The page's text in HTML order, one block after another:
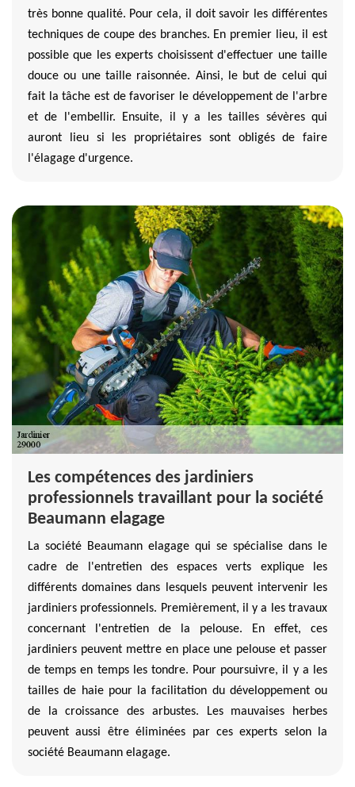
très bonne qualité. Pour cela, il doit savoir les différentes
techniques de coupe des branches. En premier lieu, il est
possible que les experts choisissent d'effectuer une taille
douce ou une taille raisonnée. Ainsi, le but de celui qui
fait la tâche est de favoriser le développement de l'arbre
et de l'embellir. Ensuite, il y a les tailles sévères qui
auront lieu si les propriétaires sont obligés de faire
l'élagage d'urgence.
Les compétences des jardiniers
professionnels travaillant pour la société
Beaumann elagage
La société Beaumann elagage qui se spécialise dans le
cadre de l'entretien des espaces verts explique les
différents domaines dans lesquels peuvent intervenir les
jardiniers professionnels. Premièrement, il y a les travaux
concernant l'entretien de la pelouse. En effet, ces
jardiniers peuvent mettre en place une pelouse et passer
de temps en temps les tondre. Pour poursuivre, il y a les
tailles de haie pour la facilitation du développement ou
de la croissance des arbustes. Les mauvaises herbes
peuvent aussi être éliminées par ces experts selon la
société Beaumann elagage.